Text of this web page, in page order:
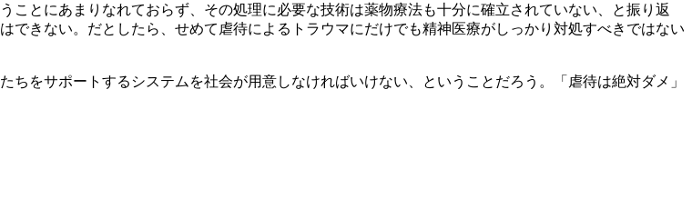
とにあまりなれておらず、その処理に必要な技術は薬物療法も十分に確立されていない、と振り返
きない。だとしたら、せめて虐待によるトラウマにだけでも精神医療がしっかり対処すべきではない
をサポートするシステムを社会が用意しなければいけない、ということだろう。「虐待は絶対ダメ」